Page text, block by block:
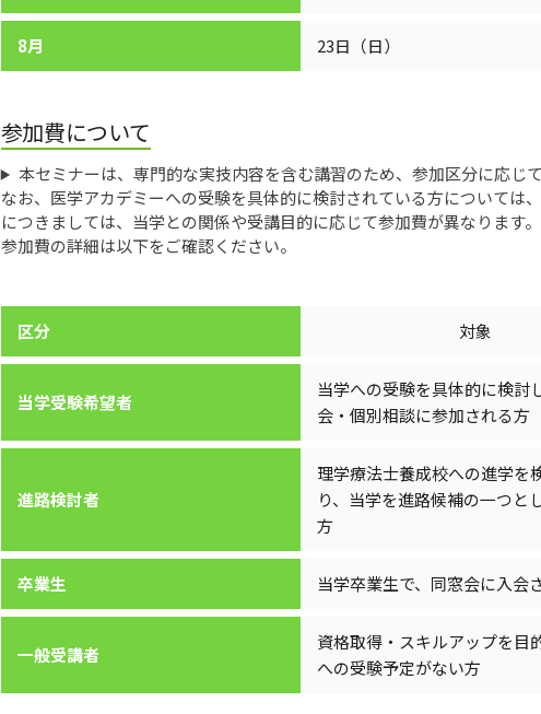
8月 23日（日）
参加費について
本セミナーは、専門的な実技内容を含む講習のため、参加区分に応じ
なお、医学アカデミーへの受験を具体的に検討されている方については
につきましては、当学との関係や受講目的に応じて参加費が異なります。
参加費の詳細は以下をご確認ください。
区分 対象
当学受験希望者
当学への受験を具体的に検討
会・個別相談に参加される方
進路検討者
理学療法士養成校への進学を
り、当学を進路候補の一つと
方
卒業生 当学卒業生で、同窓会に入会
一般受講者
資格取得・スキルアップを目
への受験予定がない方